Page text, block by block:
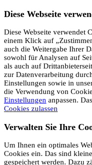
Diese Webseite
Diese Webseite verwendet
einem Klick auf
auch die Weitergabe Ihrer
sowohl für Analysen auf
als auch auf
zur Datenverarbeitung
Einstellungen sowie in
die Verwendung von
Einstellungen anpassen.
Cookies zulassen
Verwalten Sie Ihre
Um Ihnen ein optimales
Cookies ein. Das sind
gespeichert werden. Dazu